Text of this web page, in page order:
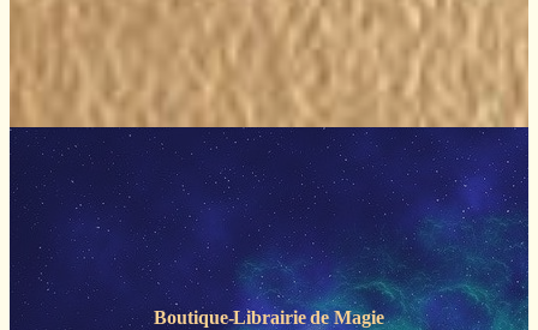
Boutique-Librairie deMagie